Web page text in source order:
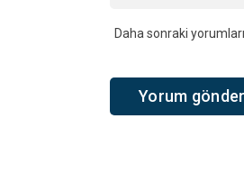
Daha sonraki